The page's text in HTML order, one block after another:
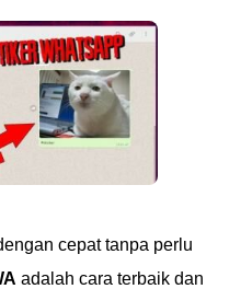
cepat tanpa perlu
adalah cara terbaik dan